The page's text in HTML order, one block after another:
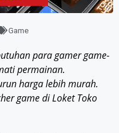
Game
para gamer game-
permainan.
harga lebih murah.
game di Loket Toko